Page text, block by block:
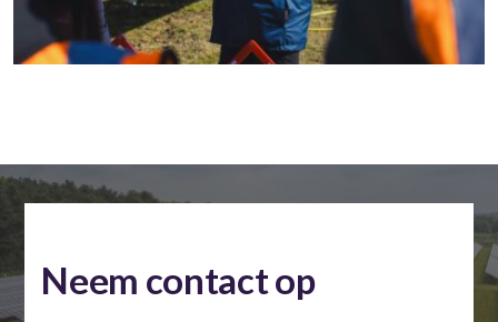
Neem contact op